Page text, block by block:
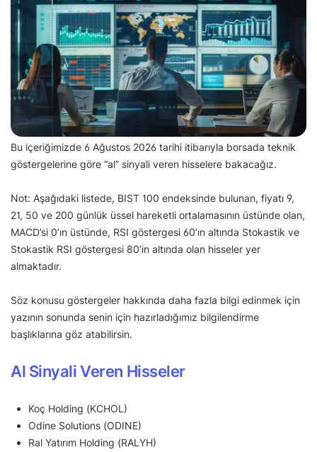
Bu içeriğimizde 6 Ağustos 2026 tarihi itibarıyla borsada teknik
göstergelerine göre “al” sinyali veren hisselere bakacağız.
Not: Aşağıdaki listede, BIST 100 endeksinde bulunan, fiyatı 9,
21, 50 ve 200 günlük üssel hareketli ortalamasının üstünde olan,
MACD’si 0’ın üstünde, RSI göstergesi 60’ın altında Stokastik ve
Stokastik RSI göstergesi 80’in altında olan hisseler yer
almaktadır.
Söz konusu göstergeler hakkında daha fazla bilgi edinmek için
yazının sonunda senin için hazırladığımız bilgilendirme
başlıklarına göz atabilirsin.
Al Sinyali Veren Hisseler
Koç Holding (KCHOL)
Odine Solutions (ODINE)
Ral Yatırım Holding (RALYH)